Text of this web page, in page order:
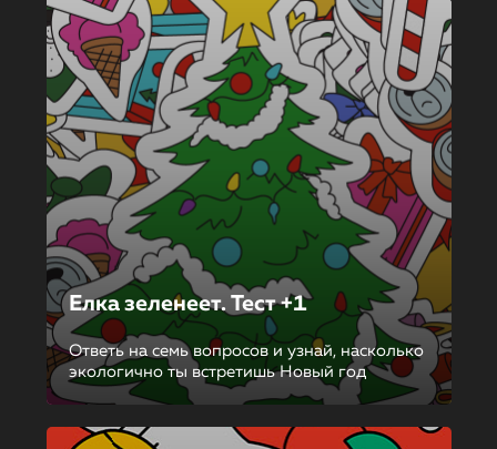
Елка зеленеет. Тест +1
Ответь на семь вопросов и узнай, насколько
экологично ты встретишь Новый год